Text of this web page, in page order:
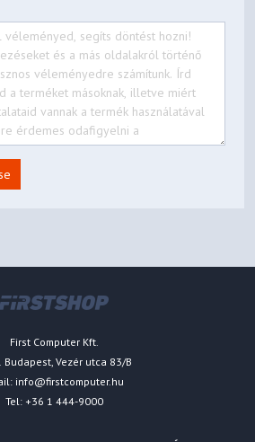
First Computer Kft.
Budapest, Vezér utca 83/B
info@firstcomputer.hu
Tel: +36 1 444-9000